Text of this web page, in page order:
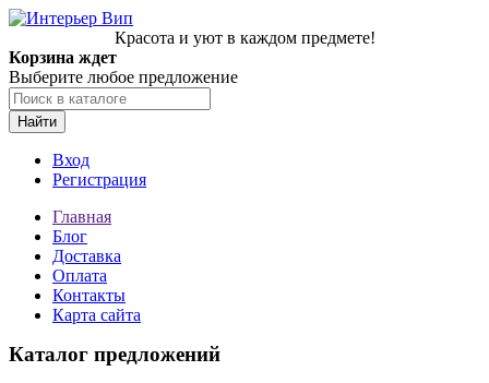
Красота и уют в каждом предмете!
Корзина ждет
Выберите любое предложение
Найти
Вход
Регистрация
Главная
Блог
Доставка
Оплата
Контакты
Карта сайта
Каталог предложений